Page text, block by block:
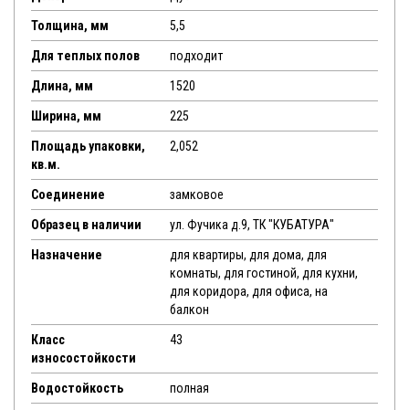
Толщина, мм 5,5
Для теплых полов подходит
Длина, мм 1520
Ширина, мм 225
Площадь упаковки,
кв.м.
2,052
Соединение замковое
Образец в наличии ул. Фучика д.9, ТК "КУБАТУРА"
Назначение
для квартиры, для дома, для
комнаты, для гостиной, для кухни,
для коридора, для офиса, на
балкон
Класс
износостойкости
43
Водостойкость полная